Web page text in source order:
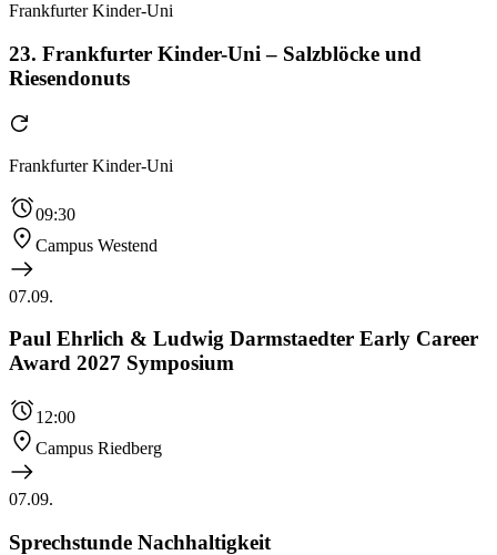
Frankfurter Kinder-Uni
23. Frankfurter Kinder-Uni – Salzblöcke und
Riesendonuts
Frankfurter Kinder-Uni
09:30
Campus Westend
07.09.
Paul Ehrlich & Ludwig Darmstaedter Early Career
Award 2027 Symposium
12:00
Campus Riedberg
07.09.
Sprechstunde Nachhaltigkeit